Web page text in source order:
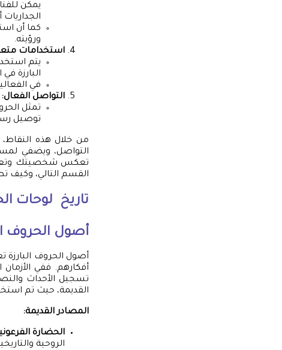
يمكن
الجداريات
كما أن
ورؤيته.
استخدامات
يتم
البارزة
في
التواصل الفعال:
تمثل
توصيل
من خلال هذه
التواصل، ويضفي
تعكس شخصيتك وتعزز
القسم التالي، وكيف
تاريخ لوحات
أصول الحروف
أصول الحروف البارزة
أفكارهم. ففي
تسجيل الأحداث
القديمة، حيث تم
المصادر القديمة:
الحضارة
الروحية